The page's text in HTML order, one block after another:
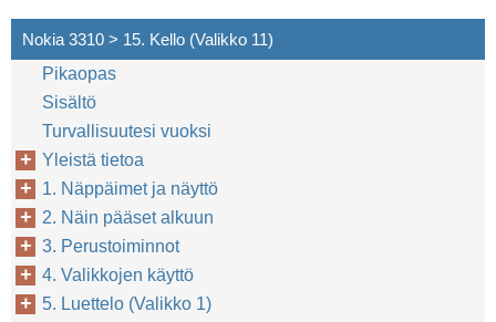
Nokia 3310 > 15. Kello (Valikko 11)
Pikaopas
Sisältö
Turvallisuutesi vuoksi
Yleistä tietoa
1. Näppäimet ja näyttö
2. Näin pääset alkuun
3. Perustoiminnot
4. Valikkojen käyttö
5. Luettelo (Valikko 1)